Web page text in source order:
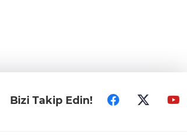
Bizi Takip Edin!